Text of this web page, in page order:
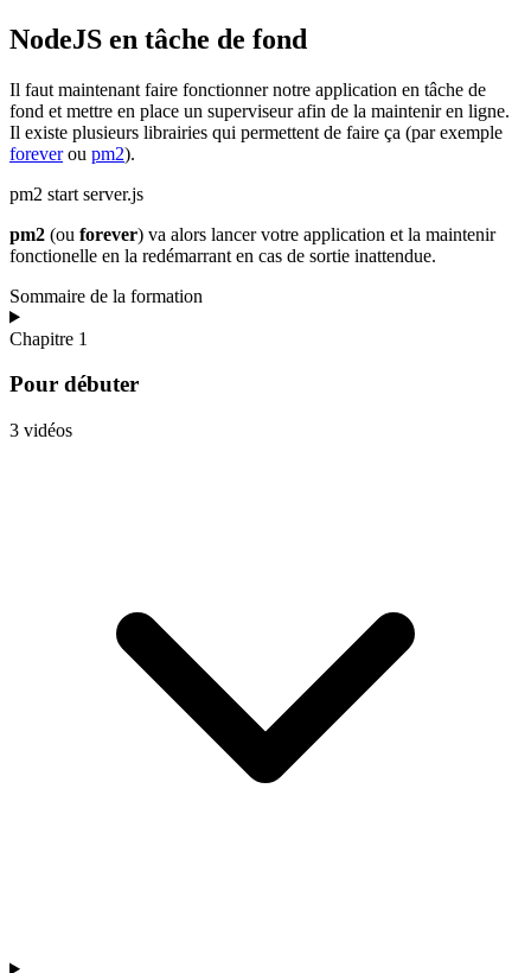
NodeJS en tâche de fond
Il faut maintenant faire fonctionner notre application en tâche de
fond et mettre en place un superviseur afin de la maintenir en ligne.
Il existe plusieurs librairies qui permettent de faire ça (par exemple
foreverou pm2).
pm2 start server.js
pm2 (ou forever) va alors lancer votre application et la maintenir
fonctionelle en la redémarrant en cas de sortie inattendue.
Sommaire de la formation
Chapitre 1
Pour débuter
3 vidéos